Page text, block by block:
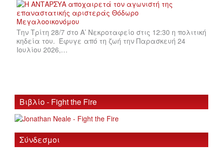
Την Τρίτη 28/7 στο Α’ Νεκροταφείο στις 12:30 η πολιτική
κηδεία του. Έφυγε από τη ζωή την Παρασκευή 24
Ιουλίου 2026,…
Βιβλίο - Fight the Fire
Σύνδεσμοι